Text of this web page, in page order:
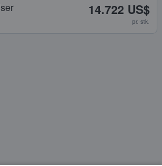
14.722 US$
pr. stk.